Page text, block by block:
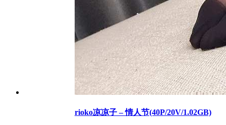
rioko凉凉子 – 情人节(40P/20V/1.02GB)